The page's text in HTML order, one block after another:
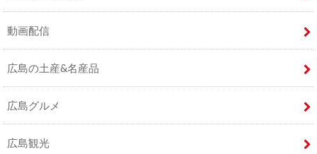
動画配信
広島の土産&名産品
広島グルメ
広島観光